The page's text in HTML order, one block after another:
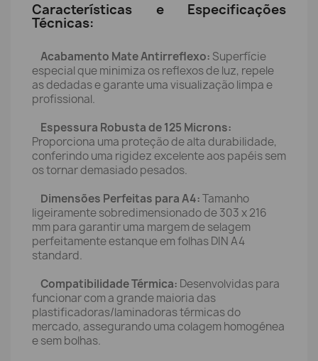
Características e Especificações
Técnicas:
Acabamento Mate Antirreflexo: Superfície
especial que minimiza os reflexos de luz, repele
as dedadas e garante uma visualização limpa e
profissional.
Espessura Robusta de 125 Microns:
Proporciona uma proteção de alta durabilidade,
conferindo uma rigidez excelente aos papéis sem
os tornar demasiado pesados.
Dimensões Perfeitas para A4:Tamanho
ligeiramente sobredimensionado de 303 x 216
mm para garantir uma margem de selagem
perfeitamente estanque em folhas DIN A4
standard.
Compatibilidade Térmica: Desenvolvidas para
funcionar com a grande maioria das
plastificadoras/laminadoras térmicas do
mercado, assegurando uma colagem homogénea
e sem bolhas.